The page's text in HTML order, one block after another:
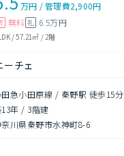
万円 /管理費2,900円
無料 礼 6.5万円
/57.21㎡ /2階
ーチェ
田急小田原線 / 秦野駅 徒歩15分
年 / 3階建
川県秦野市水神町8-6